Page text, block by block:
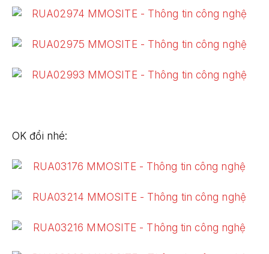
OK đổi nhé: